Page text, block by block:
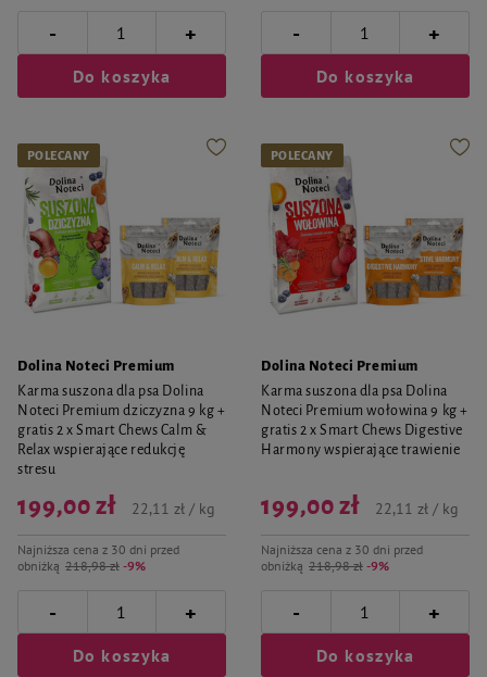
- +
Do koszyka
- +
Do koszyka
POLECANY
Dolina Noteci Premium
Karma suszona dla psa Dolina
Noteci Premium dziczyzna 9 kg +
gratis 2 x Smart Chews Calm &
Relax wspierające redukcję
stresu
Najniższa cena z 30 dni przed
obniżką 218,98 zł -9%
199,00 zł 22,11 zł / kg
- +
Do koszyka
POLECANY
Dolina Noteci Premium
Karma suszona dla psa Dolina
Noteci Premium wołowina 9 kg +
gratis 2 x Smart Chews Digestive
Harmony wspierające trawienie
Najniższa cena z 30 dni przed
obniżką 218,98 zł -9%
199,00 zł 22,11 zł / kg
- +
Do koszyka